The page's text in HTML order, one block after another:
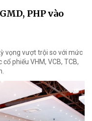
PHP vào
vọng vượt trội so với mức
phiếu VHM, VCB, TCB,